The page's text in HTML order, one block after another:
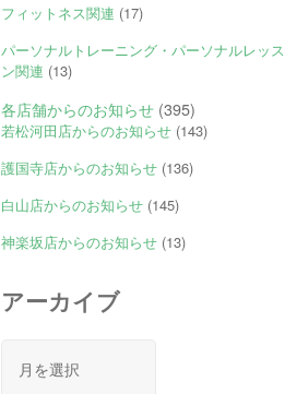
フィットネス関連 (17)
パーソナルトレーニング・パーソナルレッス
ン関連 (13)
各店舗からのお知らせ (395)
若松河田店からのお知らせ (143)
護国寺店からのお知らせ (136)
白山店からのお知らせ (145)
神楽坂店からのお知らせ (13)
アーカイブ